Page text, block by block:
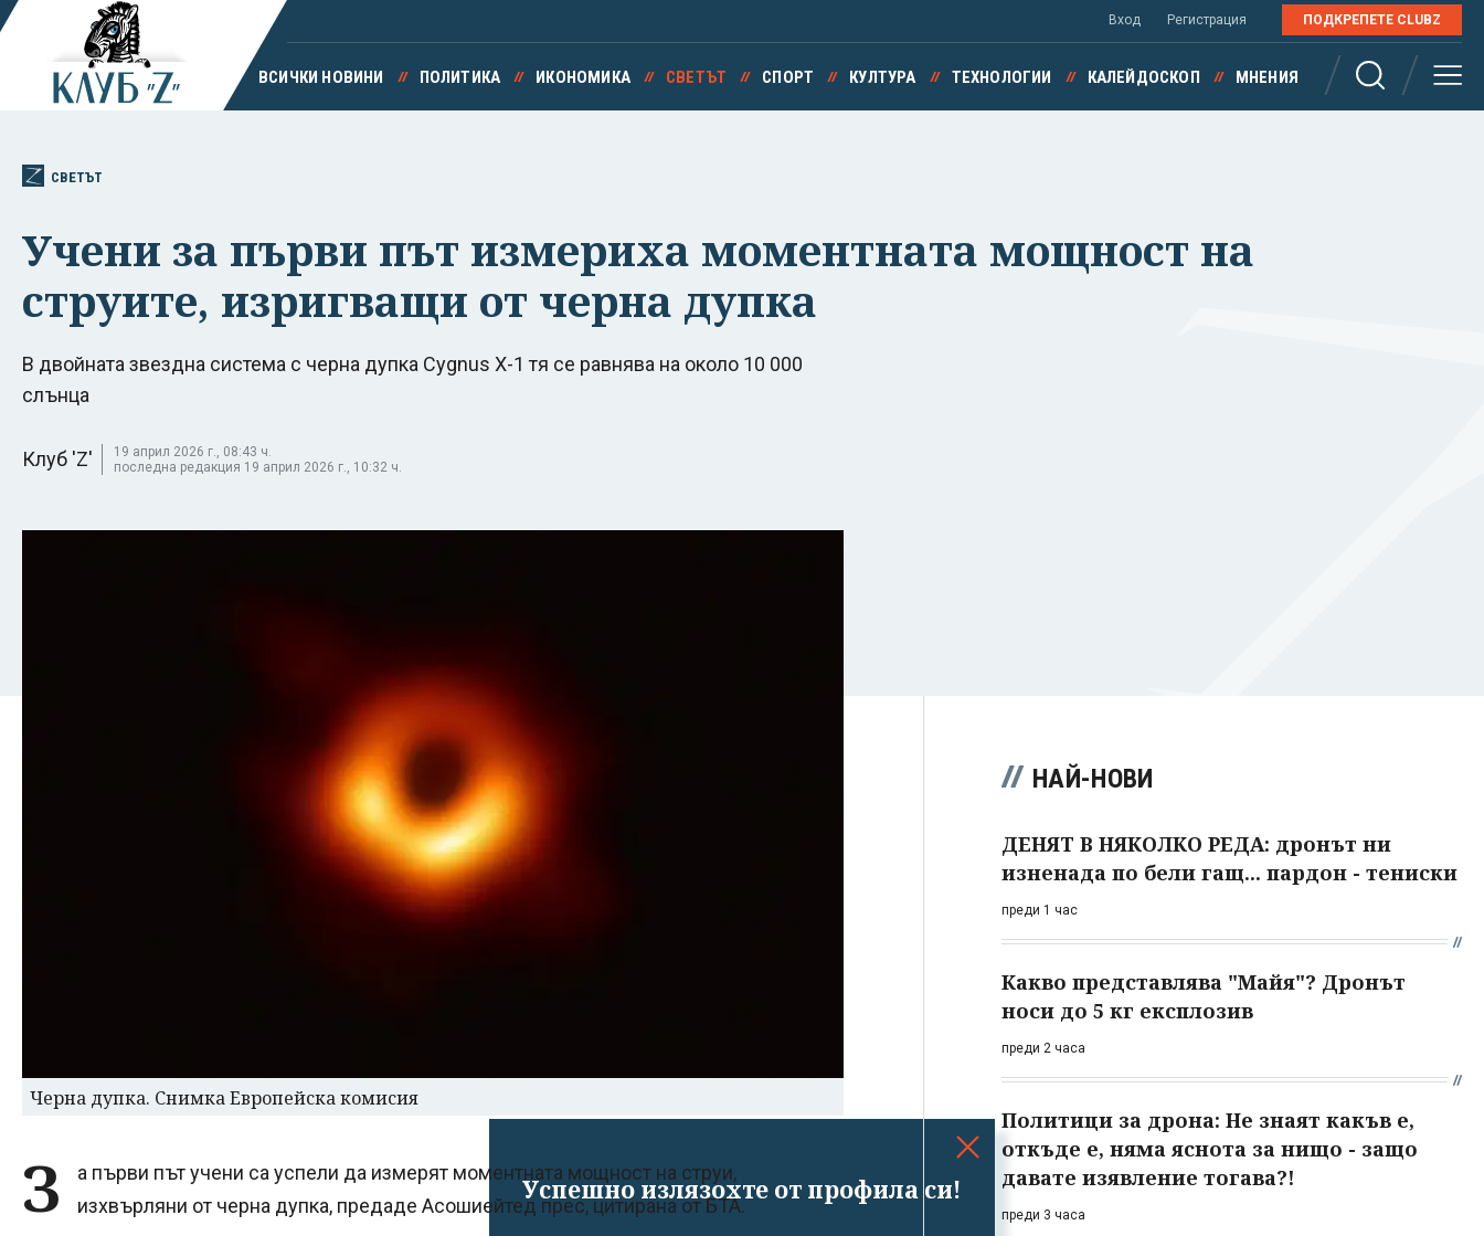
Успешно излязохте от профила си!
Вход Регистрация ПОДКРЕПЕТЕ CLUBZ
ВСИЧКИ НОВИНИ ПОЛИТИКА ИКОНОМИКА СВЕТЪТ СПОРТ КУЛТУРА ТЕХНОЛОГИИ КАЛЕЙДОСКОП МНЕНИЯ
СВЕТЪТ
Учени за първи път измериха моментната мощност на
струите, изригващи от черна дупка
В двойната звездна система с черна дупка Cygnus X-1 тя се равнява на около 10 000
слънца
Клуб 'Z'
19 април 2026 г., 08:43 ч.
последна редакция 19 април 2026 г., 10:32 ч.
Черна дупка. Снимка Европейска комисия
З
а първи път учени са успели да измерят моментната мощност на струи,
изхвърляни от черна дупка, предаде Асошиейтед прес, цитирана от БТА.
НАЙ-НОВИ
ДЕНЯТ В НЯКОЛКО РЕДА: дронът ни
изненада по бели гащ... пардон - тениски
преди 1 час
Какво представлява "Майя"? Дронът
носи до 5 кг експлозив
преди 2 часа
Политици за дрона: Не знаят какъв е,
откъде е, няма яснота за нищо - защо
давате изявление тогава?!
преди 3 часа